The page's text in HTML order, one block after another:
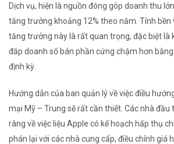
Dịch vụ, hiện là nguồn đóng góp doanh thu
tăng trưởng khoảng 12% theo năm. Tính bền
tăng trưởng này là rất quan trọng, đặc biệt là
đắp doanh số bán phần cứng chậm hơn
định kỳ.
Hướng dẫn của ban quản lý về việc điều
mại Mỹ – Trung sẽ rất cần thiết. Các nhà đầu
ràng về việc liệu Apple có kế hoạch hấp thụ
phán lại với các nhà cung cấp, điều chỉnh giá